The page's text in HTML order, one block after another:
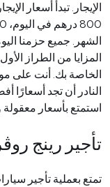
الشهر. جميع حزمنا
المزايا من الطراز
الخاصة بك. أنت على
النادر أن تجد أسعارًا
استمتع بأسعار
تأجير رينج
تمتع بعملية تأجير